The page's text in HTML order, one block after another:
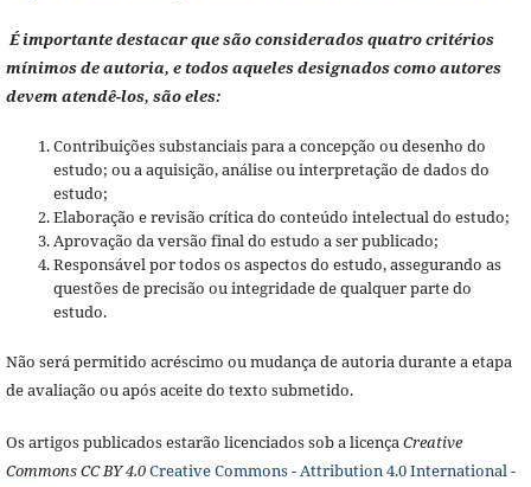
É importante destacar que são considerados quatro critérios
mínimos de autoria, e todos aqueles designados como autores
devem atendê-los, são eles:
Contribuições substanciais para a concepção ou desenho do
estudo; ou a aquisição, análise ou interpretação de dados do
estudo;
Elaboração e revisão crítica do conteúdo intelectual do estudo;
Aprovação da versão final do estudo a ser publicado;
Responsável por todos os aspectos do estudo, assegurando as
questões de precisão ou integridade de qualquer parte do
estudo.
Não será permitido acréscimo ou mudança de autoria durante a etapa
de avaliação ou após aceite do texto submetido.
Os artigos publicados estarão licenciados sob a licençaCreative
Commons CC BY 4.0Creative Commons - Attribution 4.0 International -